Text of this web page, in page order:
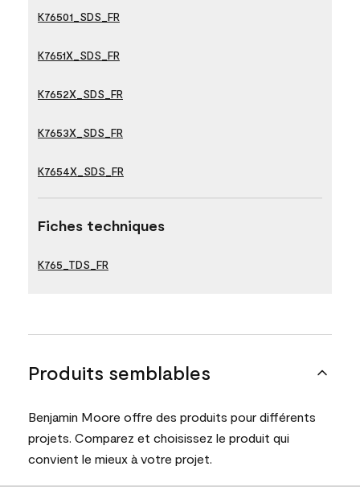
K76501_SDS_FR
K7651X_SDS_FR
K7652X_SDS_FR
K7653X_SDS_FR
K7654X_SDS_FR
Fiches techniques
K765_TDS_FR
Produits semblables
Benjamin Moore offre des produits pour différents
projets. Comparez et choisissez le produit qui
convient le mieux à votre projet.